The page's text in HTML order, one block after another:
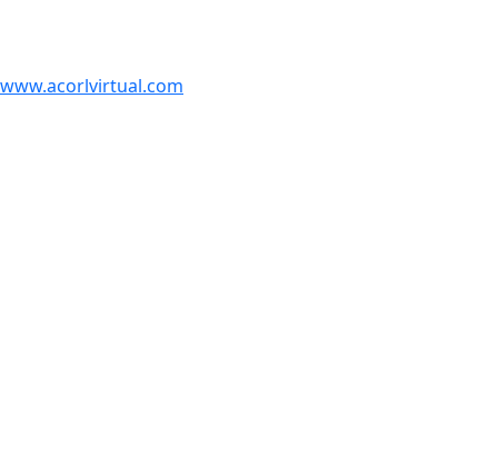
www.acorlvirtual.com